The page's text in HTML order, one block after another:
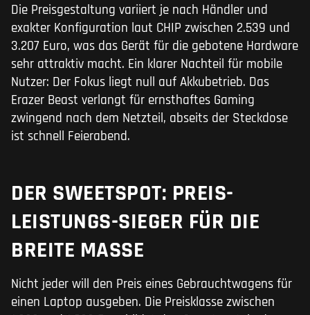
Die Preisgestaltung variiert je nach Händler und
exakter Konfiguration laut CHIP zwischen 2.539 und
3.207 Euro, was das Gerät für die gebotene Hardware
sehr attraktiv macht. Ein klarer Nachteil für mobile
Nutzer: Der Fokus liegt null auf Akkubetrieb. Das
Erazer Beast verlangt für ernsthaftes Gaming
zwingend nach dem Netzteil, abseits der Steckdose
ist schnell Feierabend.
DER SWEETSPOT: PREIS-
LEISTUNGS-SIEGER FÜR DIE
BREITE MASSE
Nicht jeder will den Preis eines Gebrauchtwagens für
einen Laptop ausgeben. Die Preisklasse zwischen